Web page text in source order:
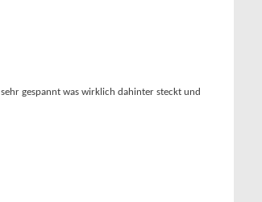
gespannt was wirklich dahinter steckt und